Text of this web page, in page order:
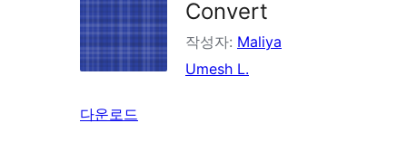
Convert
작성자: Maliya
Umesh L.
다운로드